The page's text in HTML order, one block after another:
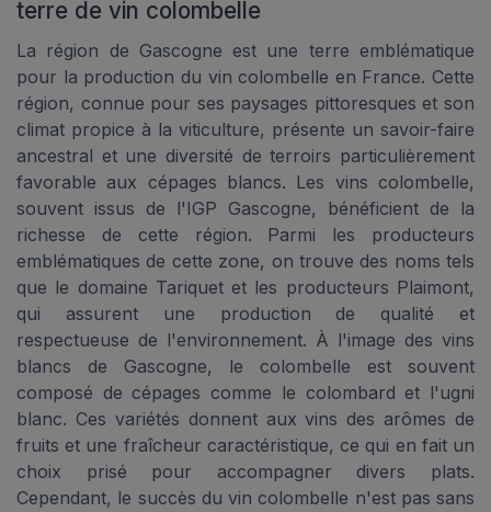
terre de vin colombelle
La région de Gascogne est une terre emblématique
pour la production du vin colombelle en France. Cette
région, connue pour ses paysages pittoresques et son
climat propice à la viticulture, présente un savoir-faire
ancestral et une diversité de terroirs particulièrement
favorable aux cépages blancs. Les vins colombelle,
souvent issus de l'IGP Gascogne, bénéficient de la
richesse de cette région. Parmi les producteurs
emblématiques de cette zone, on trouve des noms tels
que le domaine Tariquet et les producteurs Plaimont,
qui assurent une production de qualité et
respectueuse de l'environnement. À l'image des vins
blancs de Gascogne, le colombelle est souvent
composé de cépages comme le colombard et l'ugni
blanc. Ces variétés donnent aux vins des arômes de
fruits et une fraîcheur caractéristique, ce qui en fait un
choix prisé pour accompagner divers plats.
Cependant, le succès du vin colombelle n'est pas sans